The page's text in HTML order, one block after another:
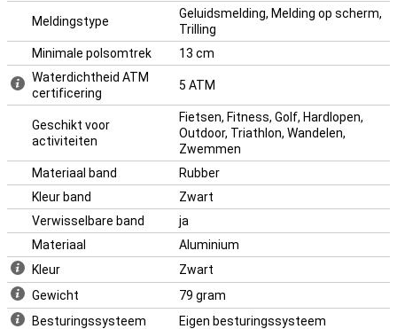
Meldingstype
Geluidsmelding, Melding op scherm,
Trilling
Minimale polsomtrek
13 cm
Waterdichtheid ATM
certificering
5 ATM
Geschikt voor
activiteiten
Fietsen, Fitness, Golf, Hardlopen,
Outdoor, Triathlon, Wandelen,
Zwemmen
Materiaal band
Rubber
Kleur band
Zwart
Verwisselbare band
ja
Materiaal
Aluminium
Kleur
Zwart
Gewicht
79 gram
Besturingssysteem
Eigen besturingssysteem